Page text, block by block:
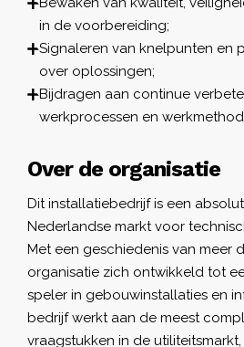
in de voorbereiding;
Signaleren van knelpunten en
over oplossingen;
Bijdragen aan continue
werkprocessen en
Over de organisatie
Dit installatiebedrijf is een
Nederlandse markt voor
Met een geschiedenis van meer
organisatie zich ontwikkeld tot
speler in gebouwinstallaties en
bedrijf werkt aan de meest
vraagstukken in de